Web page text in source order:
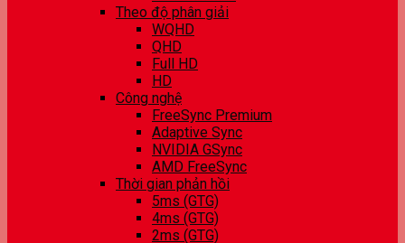
Theo độ phân giải
WQHD
QHD
Full HD
HD
Công nghệ
FreeSync Premium
Adaptive Sync
NVIDIA GSync
AMD FreeSync
Thời gian phản hồi
5ms (GTG)
4ms (GTG)
2ms (GTG)